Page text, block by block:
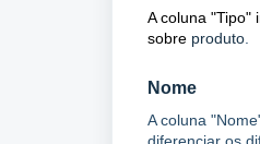
A coluna "Tipo"
sobre produto.
Nome
A coluna